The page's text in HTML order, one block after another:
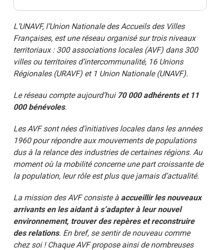
L’UNAVF, l’Union Nationale des Accueils des Villes
Françaises, est une réseau organisé sur trois niveaux
territoriaux : 300 associations locales (AVF) dans 300
villes ou territoires d’intercommunalité, 16 Unions
Régionales (URAVF) et 1 Union Nationale (UNAVF).
Le réseau compte aujourd’hui 70 000 adhérents et 11
000 bénévoles.
Les AVF sont nées d’initiatives locales dans les années
1960 pour répondre aux mouvements de populations
dus à la relance des industries de certaines régions. Au
moment où la mobilité concerne une part croissante de
la population, leur rôle est plus que jamais d’actualité.
La mission des AVF consiste à accueillir les nouveaux
arrivants en les aidant à s’adapter à leur nouvel
environnement, trouver des repères et reconstruire
des relations. En bref, se sentir de nouveau comme
chez soi ! Chaque AVF propose ainsi de nombreuses